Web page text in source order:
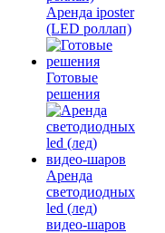
Аренда iposter
(LED роллап)
Готовые
решения
Аренда
светодиодных
led (лед)
видео-шаров